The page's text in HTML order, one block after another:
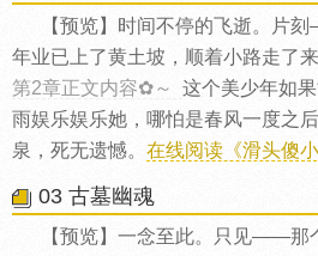
【预览】时间不停的飞逝。片
年业已上了黄土坡，顺着小路走了来
第2章正文内容✿～
这个美少年如
雨娱乐娱乐她，哪怕是春风一度之
泉，死无遗憾。 在线阅读《滑头傻
03 古墓幽魂
【预览】一念至此。只见——那